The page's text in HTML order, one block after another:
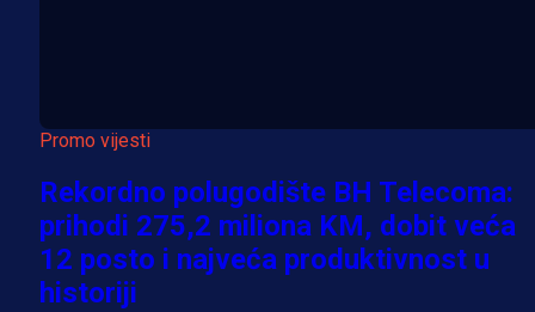
Promo vijesti
Rekordno polugodište BH Telecoma:
prihodi 275,2 miliona KM, dobit veća
12 posto i najveća produktivnost u
historiji